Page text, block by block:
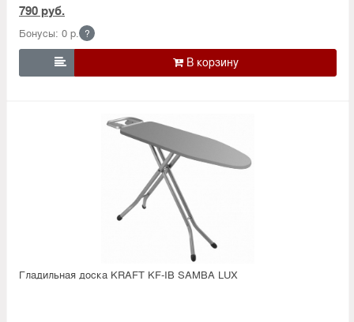
790 руб.
Бонусы: 0 р. ?

Гладильная доска KRAFT KF-IB SAMBA LUX